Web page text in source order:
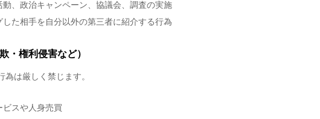
動、政治キャンペーン、協議会、調査の実施
した相手を自分以外の第三者に紹介する行為
・権利侵害など）
は厳しく禁じます。
スや人身売買